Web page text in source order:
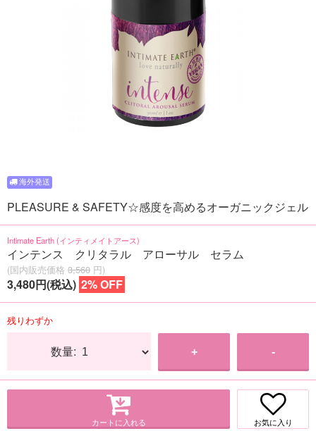
PLEASURE & SAFETY☆感度を高めるオーガニックジェル
Intimate Earth (インティメイトアース)
インテンス クリタラル アローサル セラム
(国内販売価格 3,560 円)
3,480円(税込) 2% OFF
残りわずか
数量: + -
カートに入れる お気に入り